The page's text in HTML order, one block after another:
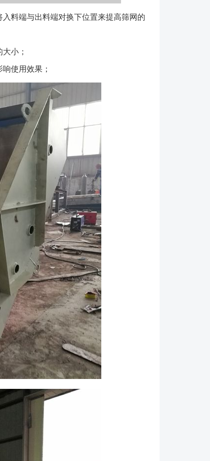
料端与出料端对换下位置来提高筛网的
小；
使用效果；